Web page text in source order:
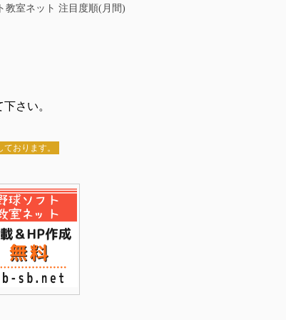
室ネット 注目度順(月間)
さい。
おります。